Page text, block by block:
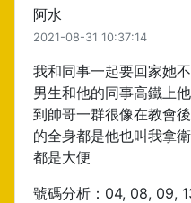
阿水
2021-08-31 10:37:14
我和同事一起要回家她
男生和他的同事高鐵上
到帥哥一群很像在教會
的全身都是他也叫我拿
都是大便
號碼分析：04, 08, 09,